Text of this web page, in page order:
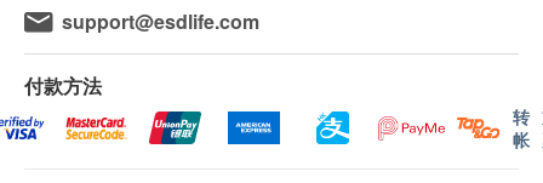
医护人员讲解报告
A. 本地及海外客户
(1) 亲身领取：亲身前往童珀医疗
(2) 电话讲解报告(电子报告)
(3) 电话讲解报告(自取报告)
support@esdlife.com
付款方法
转
帐